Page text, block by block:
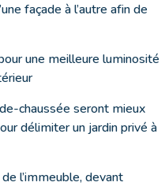
façade à l’autre afin de
une meilleure luminosité
chaussée seront mieux
délimiter un jardin privé à
l’immeuble, devant